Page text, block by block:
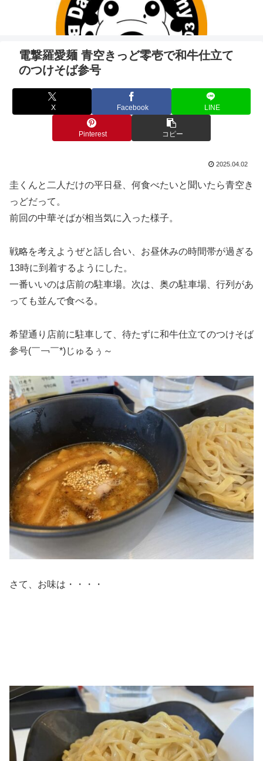
電撃羅愛麺 青空きっど零壱で和牛仕立て
のつけそば参号
X Facebook LINE
Pinterest コピー
2025.04.02
圭くんと二人だけの平日昼、何食べたいと聞いたら青空き
っどだって。
前回の中華そばが相当気に入った様子。
戦略を考えようぜと話し合い、お昼休みの時間帯が過ぎる
13時に到着するようにした。
一番いいのは店前の駐車場。次は、奥の駐車場、行列があ
っても並んで食べる。
希望通り店前に駐車して、待たずに和牛仕立てのつけそば
参号(￣￢￣*)じゅるぅ～
さて、お味は・・・・